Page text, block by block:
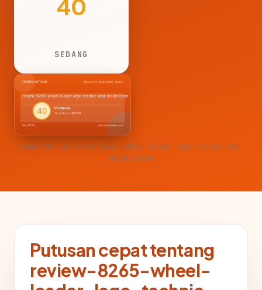
40
SEDANG
CemerlanTrust · review-8265-wheel-loader-lego-technic-and-
model.team
Putusan cepat tentang
review-8265-wheel-